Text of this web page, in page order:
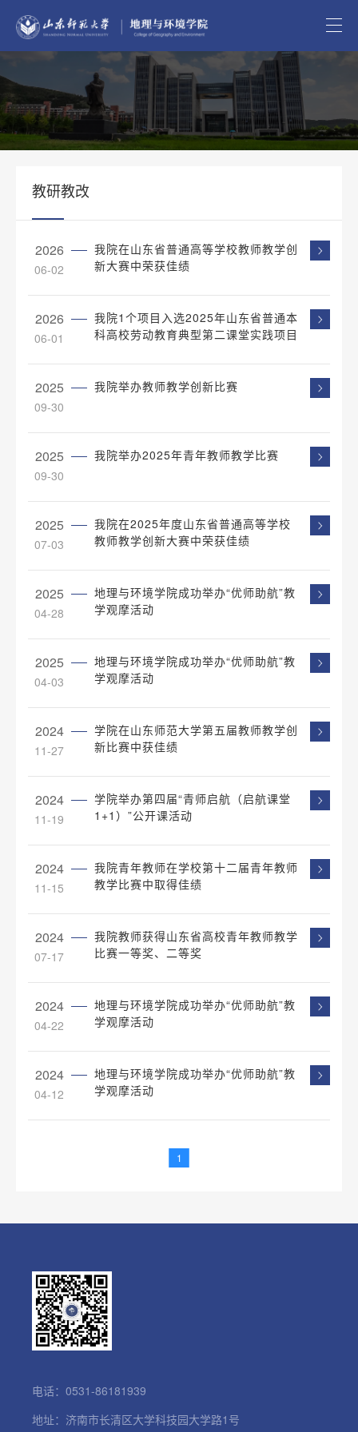
教研教改
2026
06-02
我院在山东省普通高等学校教师教学创
新大赛中荣获佳绩
2026
06-01
我院1个项目入选2025年山东省普通本
科高校劳动教育典型第二课堂实践项目
2025
09-30
我院举办教师教学创新比赛
2025
09-30
我院举办2025年青年教师教学比赛
2025
07-03
我院在2025年度山东省普通高等学校
教师教学创新大赛中荣获佳绩
2025
04-28
地理与环境学院成功举办“优师助航”教
学观摩活动
2025
04-03
地理与环境学院成功举办“优师助航”教
学观摩活动
2024
11-27
学院在山东师范大学第五届教师教学创
新比赛中获佳绩
2024
11-19
学院举办第四届“青师启航（启航课堂
1+1）”公开课活动
2024
11-15
我院青年教师在学校第十二届青年教师
教学比赛中取得佳绩
2024
07-17
我院教师获得山东省高校青年教师教学
比赛一等奖、二等奖
2024
04-22
地理与环境学院成功举办“优师助航”教
学观摩活动
2024
04-12
地理与环境学院成功举办“优师助航”教
学观摩活动
1
电话：0531-86181939
地址：济南市长清区大学科技园大学路1号